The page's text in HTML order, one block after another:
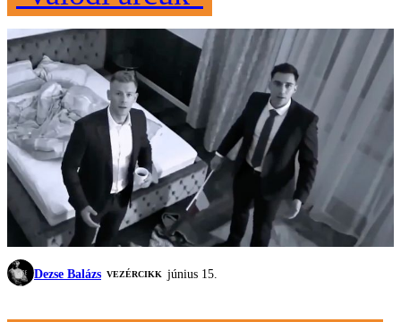
Dezse Balázs VEZÉRCIKK június 15.